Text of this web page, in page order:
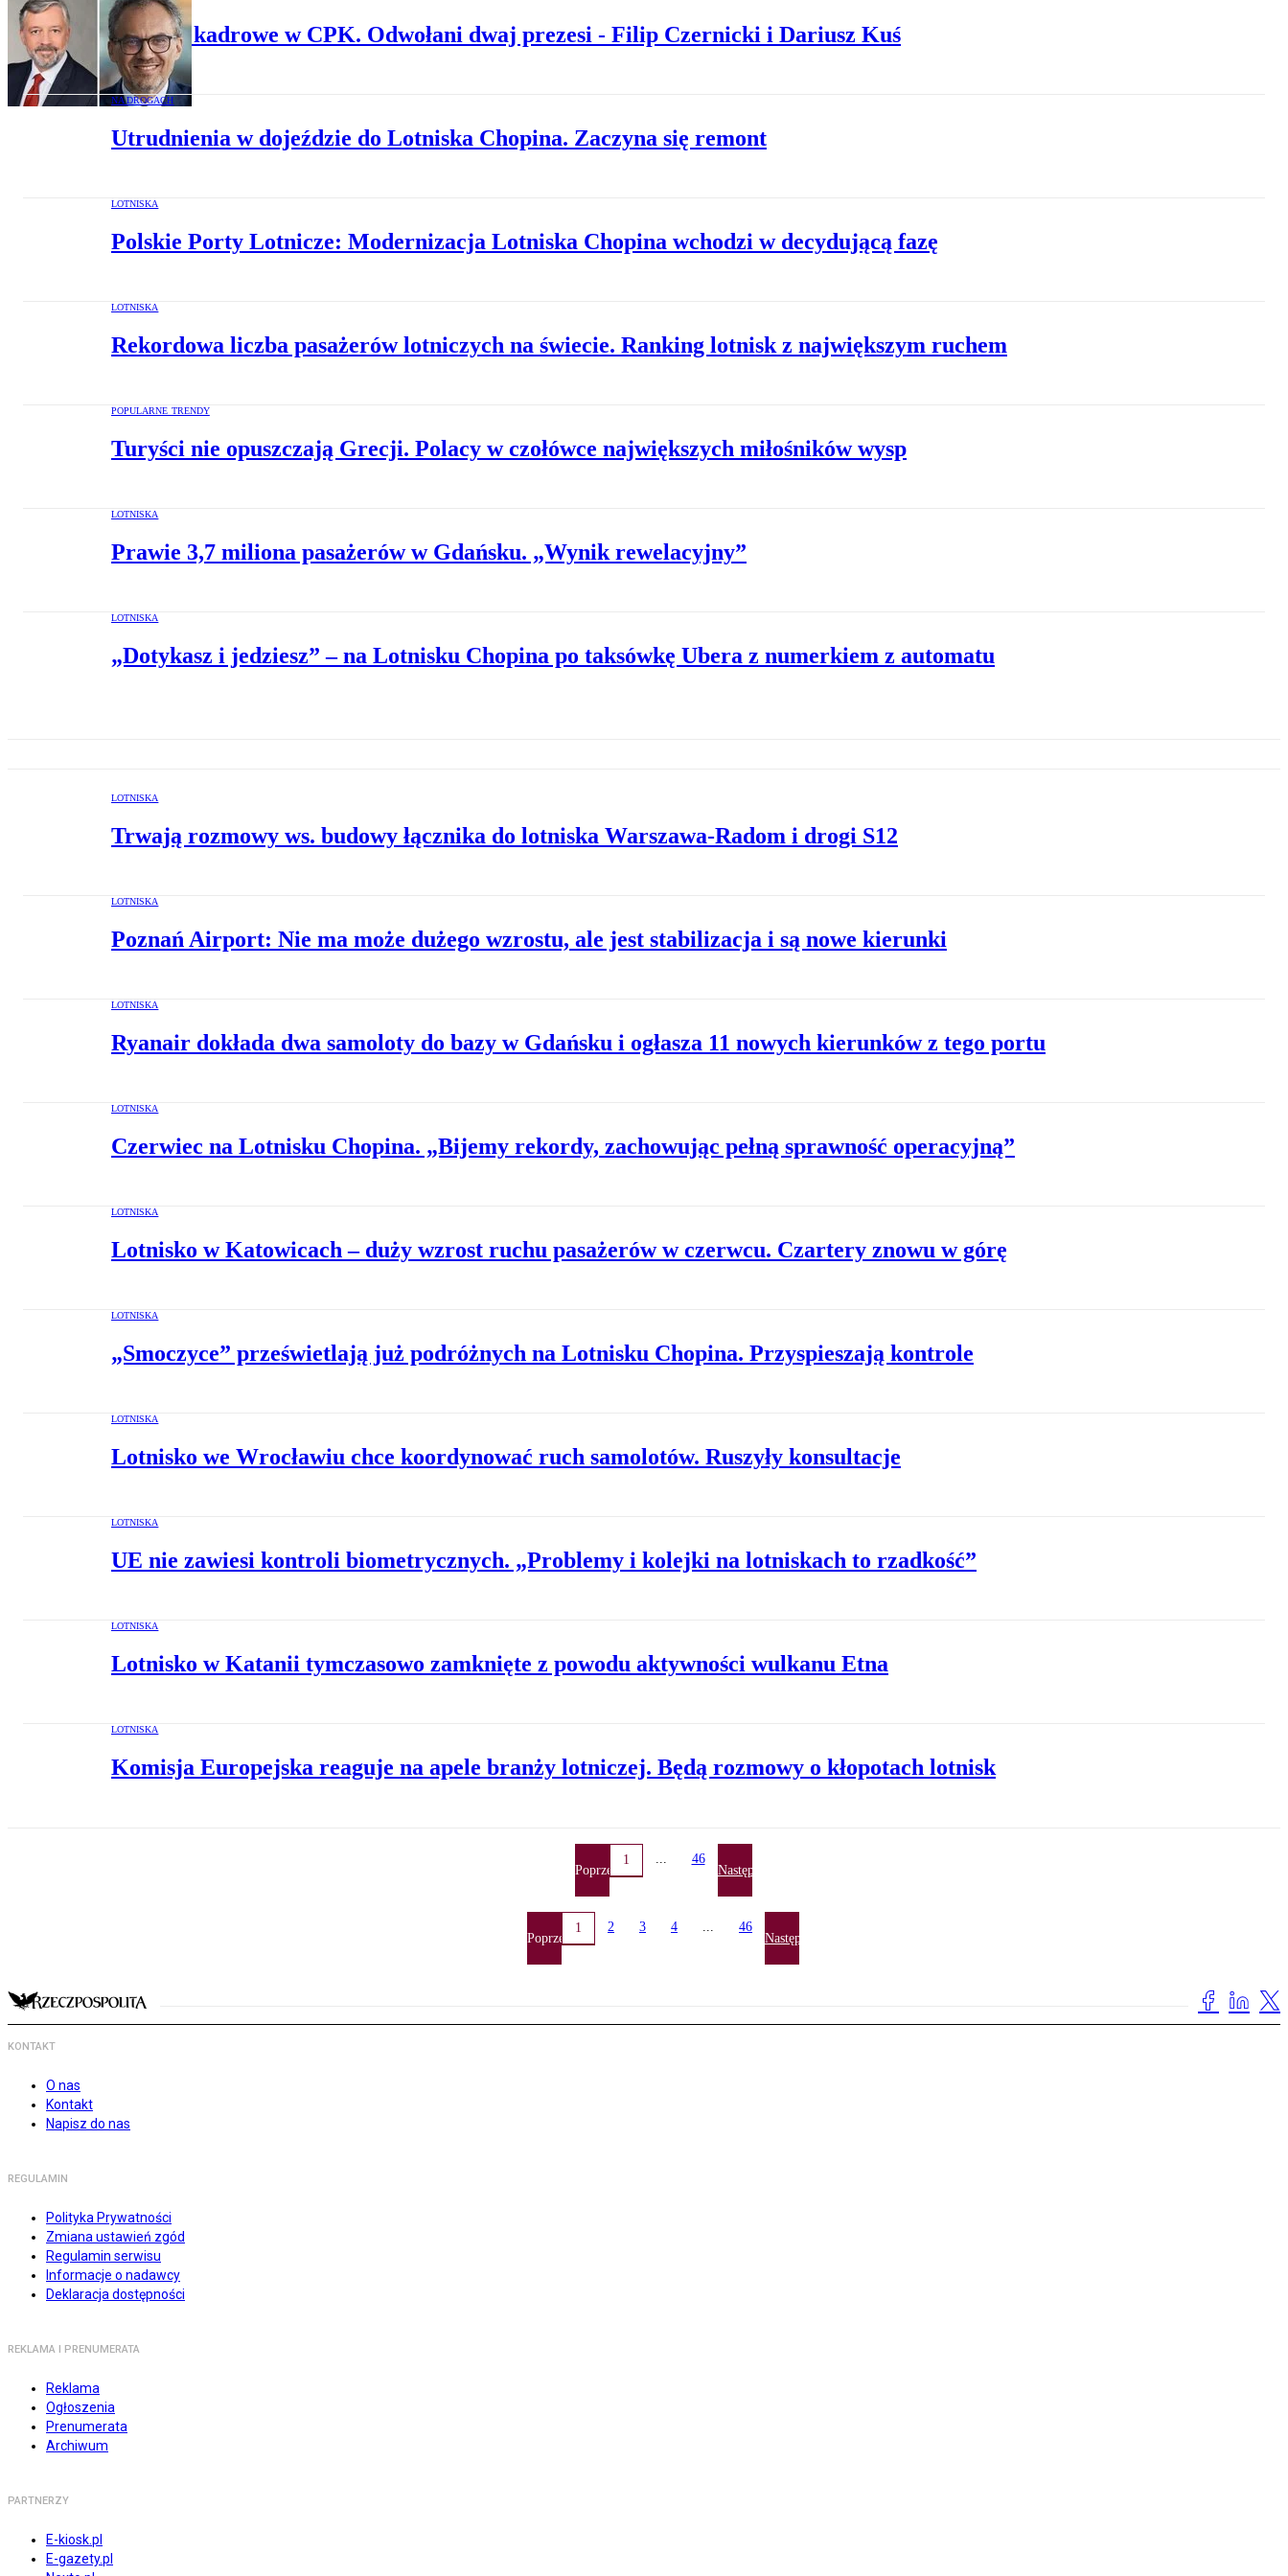
Zmiany kadrowe w CPK. Odwołani dwaj prezesi - Filip Czernicki i Dariusz Kuś
NA DROGACH
Utrudnienia w dojeździe do Lotniska Chopina. Zaczyna się remont
LOTNISKA
Polskie Porty Lotnicze: Modernizacja Lotniska Chopina wchodzi w decydującą fazę
LOTNISKA
Rekordowa liczba pasażerów lotniczych na świecie. Ranking lotnisk z największym ruchem
POPULARNE TRENDY
Turyści nie opuszczają Grecji. Polacy w czołówce największych miłośników wysp
LOTNISKA
Prawie 3,7 miliona pasażerów w Gdańsku. „Wynik rewelacyjny”
LOTNISKA
„Dotykasz i jedziesz” – na Lotnisku Chopina po taksówkę Ubera z numerkiem z automatu
LOTNISKA
Trwają rozmowy ws. budowy łącznika do lotniska Warszawa-Radom i drogi S12
LOTNISKA
Poznań Airport: Nie ma może dużego wzrostu, ale jest stabilizacja i są nowe kierunki
LOTNISKA
Ryanair dokłada dwa samoloty do bazy w Gdańsku i ogłasza 11 nowych kierunków z tego portu
LOTNISKA
Czerwiec na Lotnisku Chopina. „Bijemy rekordy, zachowując pełną sprawność operacyjną”
LOTNISKA
Lotnisko w Katowicach – duży wzrost ruchu pasażerów w czerwcu. Czartery znowu w górę
LOTNISKA
„Smoczyce” prześwietlają już podróżnych na Lotnisku Chopina. Przyspieszają kontrole
LOTNISKA
Lotnisko we Wrocławiu chce koordynować ruch samolotów. Ruszyły konsultacje
LOTNISKA
UE nie zawiesi kontroli biometrycznych. „Problemy i kolejki na lotniskach to rzadkość”
LOTNISKA
Lotnisko w Katanii tymczasowo zamknięte z powodu aktywności wulkanu Etna
LOTNISKA
Komisja Europejska reaguje na apele branży lotniczej. Będą rozmowy o kłopotach lotnisk
Poprzednia
1 ... 46
Następna
Poprzednia
1 2 3 4 ... 46
Następna
KONTAKT
O nas
Kontakt
Napisz do nas
REGULAMIN
Polityka Prywatności
Zmiana ustawień zgód
Regulamin serwisu
Informacje o nadawcy
Deklaracja dostępności
REKLAMA I PRENUMERATA
Reklama
Ogłoszenia
Prenumerata
Archiwum
PARTNERZY
E-kiosk.pl
E-gazety.pl